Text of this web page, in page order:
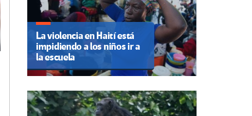
La violencia en Haití está
impidiendo a los niños ir a
la escuela